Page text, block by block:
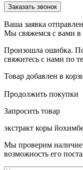
Ваша заявка
Мы свяжемся с вами
Произошла ошибка.
свяжитесь с нами по
Товар добавлен в
Продолжить покупки
Запросить товар
экстракт коры
Мы проверим наличие
возможность его